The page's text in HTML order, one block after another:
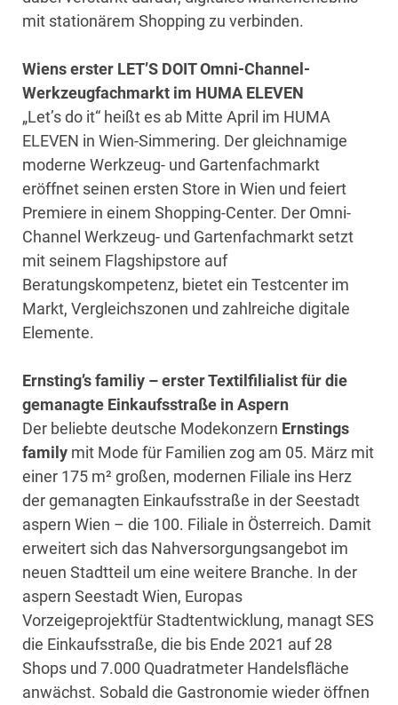
mit stationärem Shopping zu verbinden.
Wiens erster LET’S DOIT Omni-Channel-
Werkzeugfachmarkt im HUMA ELEVEN
„Let’s do it“ heißt es ab Mitte April im HUMA
ELEVEN in Wien-Simmering. Der gleichnamige
moderne Werkzeug- und Gartenfachmarkt
eröffnet seinen ersten Store in Wien und feiert
Premiere in einem Shopping-Center. Der Omni-
Channel Werkzeug- und Gartenfachmarkt setzt
mit seinem Flagshipstore auf
Beratungskompetenz, bietet ein Testcenter im
Markt, Vergleichszonen und zahlreiche digitale
Elemente.
Ernsting’s familiy – erster Textilfilialist für die
gemanagte Einkaufsstraße in Aspern
Der beliebte deutsche Modekonzern Ernstings
family mit Mode für Familien zog am 05. März mit
einer 175 m² großen, modernen Filiale ins Herz
der gemanagten Einkaufsstraße in der Seestadt
aspern Wien – die 100. Filiale in Österreich. Damit
erweitert sich das Nahversorgungsangebot im
neuen Stadtteil um eine weitere Branche. In der
aspern Seestadt Wien, Europas
Vorzeigeprojektfür Stadtentwicklung, managt SES
die Einkaufsstraße, die bis Ende 2021 auf 28
Shops und 7.000 Quadratmeter Handelsfläche
anwächst. Sobald die Gastronomie wieder öffnen